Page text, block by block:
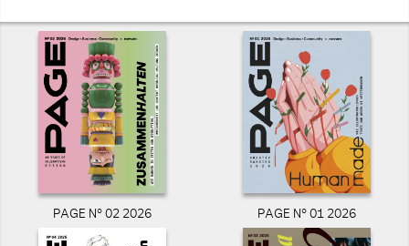
PAGE N° 02 2026 PAGE N° 01 2026